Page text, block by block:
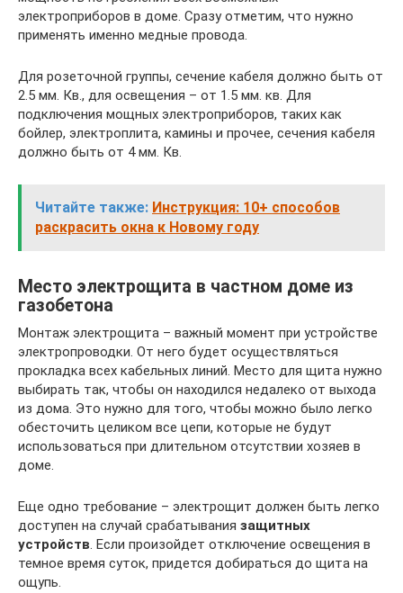
электроприборов в доме. Сразу отметим, что нужно
применять именно медные провода.
Для розеточной группы, сечение кабеля должно быть от
2.5 мм. Кв., для освещения – от 1.5 мм. кв. Для
подключения мощных электроприборов, таких как
бойлер, электроплита, камины и прочее, сечения кабеля
должно быть от 4 мм. Кв.
Читайте также: Инструкция: 10+ способов
раскрасить окна к Новому году
Место электрощита в частном доме из
газобетона
Монтаж электрощита – важный момент при устройстве
электропроводки. От него будет осуществляться
прокладка всех кабельных линий. Место для щита нужно
выбирать так, чтобы он находился недалеко от выхода
из дома. Это нужно для того, чтобы можно было легко
обесточить целиком все цепи, которые не будут
использоваться при длительном отсутствии хозяев в
доме.
Еще одно требование – электрощит должен быть легко
доступен на случай срабатывания защитных
устройств. Если произойдет отключение освещения в
темное время суток, придется добираться до щита на
ощупь.